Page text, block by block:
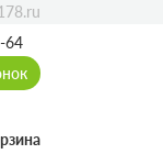
64